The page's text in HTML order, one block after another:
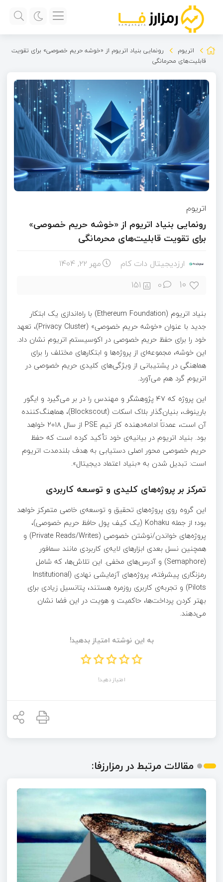
اتریوم
رونمایی بنیاد اتریوم از «خوشه حریم خصوصی» برای تقویت
قابلیت‌های محرمانگی
اتریوم
رونمایی بنیاد اتریوم از «خوشه حریم خصوصی»
برای تقویت قابلیت‌های محرمانگی
ارزدیجیتال دات کام مهر ۲۲, ۱۴۰۴
10
0
151
بنیاد اتریوم (Ethereum Foundation) با راه‌اندازی یک ابتکار
جدید با عنوان «خوشه حریم خصوصی» (Privacy Cluster)، تعهد
خود را برای حفظ حریم خصوصی در اکوسیستم اتریوم نشان داد.
این خوشه، مجموعه‌ای از پروژه‌ها و ابتکارهای مختلف را برای
هماهنگی در پشتیبانی از ویژگی‌های کلیدی حریم خصوصی در
اتریوم گرد هم می‌آورد.
این پروژه که ۴۷ پژوهشگر و مهندس را در بر می‌گیرد و ایگور
بارینوف، بنیان‌گذار بلاک اسکات (Blockscout)، هماهنگ‌کننده
آن است، عمدتاً ادامه‌دهنده کار تیم PSE از سال ۲۰۱۸ خواهد
بود. بنیاد اتریوم در بیانیه‌ی خود تأکید کرده است که حفظ
حریم خصوصی محور اصلی دستیابی به هدف بلندمدت اتریوم
است: تبدیل شدن به «بنیاد اعتماد دیجیتال».
تمرکز بر پروژه‌های کلیدی و توسعه کاربردی
این گروه روی پروژه‌های تحقیق و توسعه‌ی خاصی متمرکز خواهد
بود؛ از جمله Kohaku (یک کیف پول حافظ حریم خصوصی)،
پروژه‌های خواندن/نوشتن خصوصی (Private Reads/Writes) و
همچنین نسل بعدی ابزارهای لایه‌ی کاربردی مانند سمافور
(Semaphore) و آدرس‌های مخفی. این تلاش‌ها، که شامل
رمزنگاری پیشرفته، پروژه‌های آزمایشی نهادی (Institutional
Pilots) و تجربه‌ی کاربری روزمره هستند، پتانسیل زیادی برای
بهتر کردن پرداخت‌ها، حاکمیت و هویت در این فضا نشان
می‌دهند.
به این نوشته امتیاز بدهید!
امتیاز دهید!
مقالات مرتبط در رمزارزفا: